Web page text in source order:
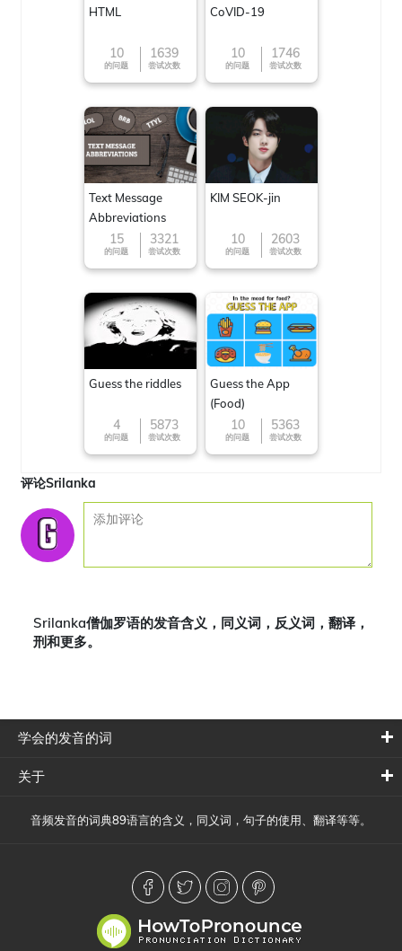
HTML
10
的问题
1639
尝试次数
CoVID-19
10
的问题
1746
尝试次数
Text Message
Abbreviations
15
的问题
3321
尝试次数
KIM SEOK-jin
10
的问题
2603
尝试次数
Guess the riddles
4
的问题
5873
尝试次数
Guess the App
(Food)
10
的问题
5363
尝试次数
评论Srilanka
Srilanka僧伽罗语的发音含义，同义词，反义词，翻译，
刑和更多。
学会的发音的词
关于
音频发音的词典89语言的含义，同义词，句子的使用、翻译等等。